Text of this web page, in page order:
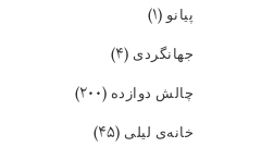
پیانو(۱)
جهانگردی (۴)
چالش دوازده (۲۰۰)
خانه‌ی لیلی (۴۵)